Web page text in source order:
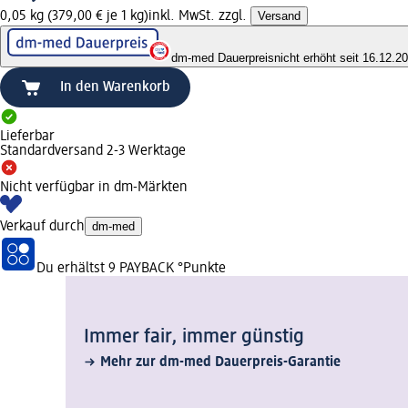
0,05 kg (379,00 € je 1 kg)inkl. MwSt. zzgl. Versand
dm-med Dauerpreisnicht erhöht seit
In den Warenkorb
Lieferbar
Standardversand 2-3 Werktage
Nicht verfügbar in dm-Märkten
Verkauf durch dm-med
Du erhältst 9 PAYBACK °Punkte
Immer fair,­ immer günstig
Mehr zur dm-med Dauerpreis-Garantie